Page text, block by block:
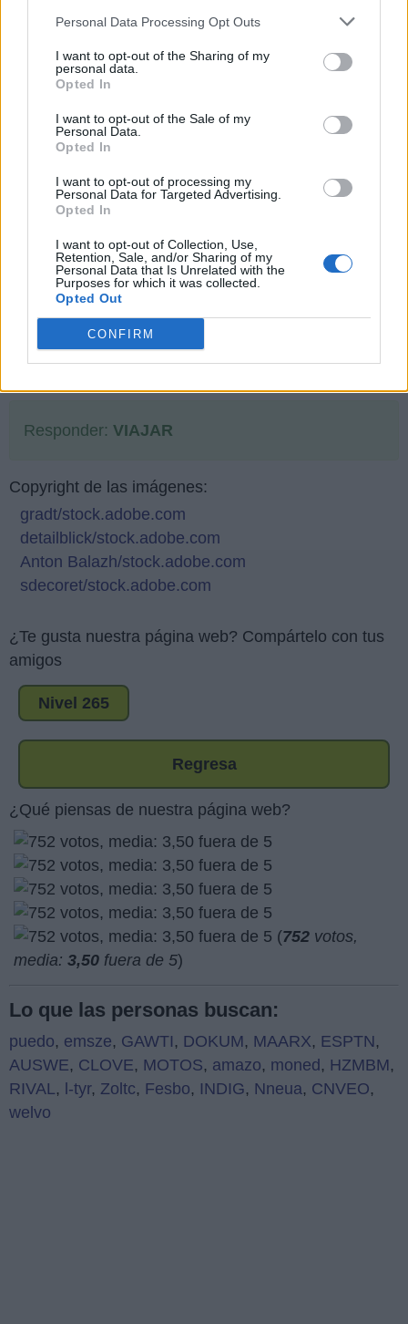
Personal Data Processing Opt Outs
I want to opt-out of the Sharing of my
personal data.
Opted In
I want to opt-out of the Sale of my
Personal Data.
Opted In
I want to opt-out of processing my
Personal Data for Targeted Advertising.
Opted In
I want to opt-out of Collection, Use,
Retention, Sale, and/or Sharing of my
Personal Data that Is Unrelated with the
Purposes for which it was collected.
Opted Out
CONFIRM
Responder: VIAJAR
Copyright de las imágenes:
gradt/stock.adobe.com
detailblick/stock.adobe.com
Anton Balazh/stock.adobe.com
sdecoret/stock.adobe.com
¿Te gusta nuestra página web? Compártelo con tus
amigos
Nivel 265
Regresa
¿Qué piensas de nuestra página web?
(752 votos,
media: 3,50 fuera de 5)
Lo que las personas buscan:
puedo, emsze, GAWTI , DOKUM, MAARX, ESPTN,
AUSWE, CLOVE, MOTOS, amazo, moned , HZMBM,
RIVAL, l-tyr, Zoltc, Fesbo, INDIG, Nneua, CNVEO,
welvo